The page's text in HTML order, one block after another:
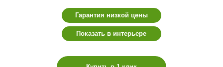
Гарантия низкой цены
Показать в интерьере